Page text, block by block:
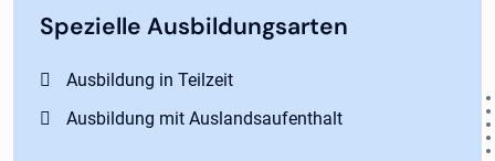
Spezielle Ausbildungsarten
Ausbildung in Teilzeit
Ausbildung mit Auslandsaufenthalt